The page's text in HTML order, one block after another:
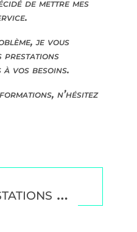
de mettre mes
je vous
prestations
vos besoins.
n’hésitez
…